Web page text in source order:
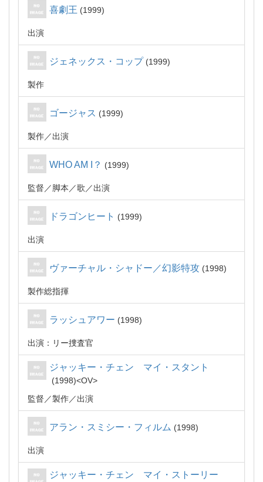
喜劇王 1999
出演
ジェネックス・コップ 1999
製作
ゴージャス 1999
製作 出演
WHO AM I？ 1999
監督 脚本 歌 出演
ドラゴンヒート 1999
出演
ヴァーチャル・シャドー／幻影特攻 1998
製作総指揮
ラッシュアワー 1998
出演：リー捜査官
ジャッキー・チェン マイ・スタント
1998
OV
監督
製作 出演
アラン・スミシー・フィルム 1998
出演
ジャッキー・チェン マイ・ストーリー